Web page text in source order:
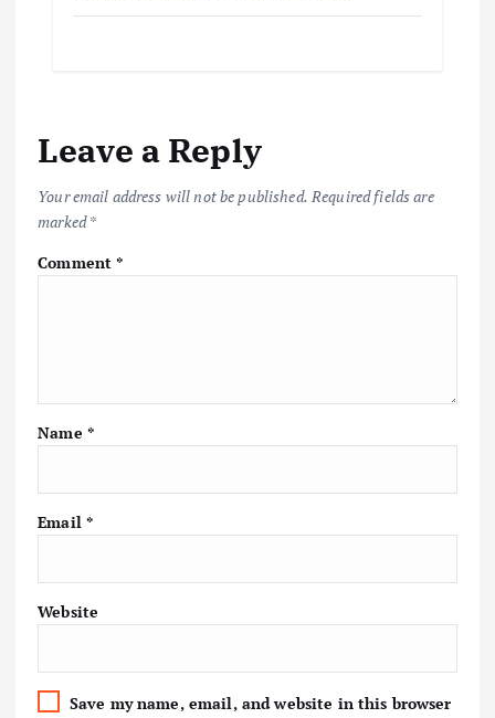
Leave a Reply
Your email address will not be published. Required fields are
marked*
Comment*
Name *
Email *
Website
Save my name, email, and website in this browser